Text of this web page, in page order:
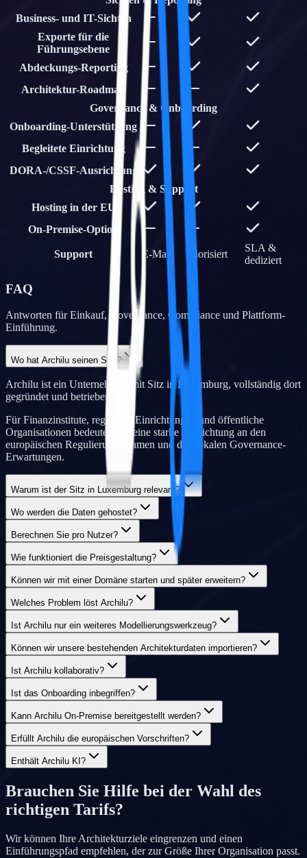
Business- und IT-Sichten
Exporte für die
Führungsebene
Abdeckungs-Reporting
Architektur-Roadmap
Governance & Onboarding
Onboarding-Unterstützung
Begleitete Einrichtung
DORA-/CSSF-Ausrichtung
Hosting & Support
Hosting in der EU
On-Premise-Option
Support E-Mail Priorisiert
SLA &
dediziert
FAQ
Antworten für Einkauf, Governance, Compliance und Plattform-
Einführung.
Wo hat Archilu seinen Sitz?
Archilu ist ein Unternehmen mit Sitz in Luxemburg, vollständig dort
gegründet und betrieben.
Für Finanzinstitute, regulierte Einrichtungen und öffentliche
Organisationen bedeutet dies eine starke Ausrichtung an den
europäischen Regulierungsrahmen und den lokalen Governance-
Erwartungen.
Warum ist der Sitz in Luxemburg relevant?
Wo werden die Daten gehostet?
Berechnen Sie pro Nutzer?
Wie funktioniert die Preisgestaltung?
Können wir mit einer Domäne starten und später erweitern?
Welches Problem löst Archilu?
Ist Archilu nur ein weiteres Modellierungswerkzeug?
Können wir unsere bestehenden Architekturdaten importieren?
Ist Archilu kollaborativ?
Ist das Onboarding inbegriffen?
Kann Archilu On-Premise bereitgestellt werden?
Erfüllt Archilu die europäischen Vorschriften?
Enthält Archilu KI?
Brauchen Sie Hilfe bei der Wahl des
richtigen Tarifs?
Wir können Ihre Architekturziele eingrenzen und einen
Einführungspfad empfehlen, der zur Größe Ihrer Organisation passt.